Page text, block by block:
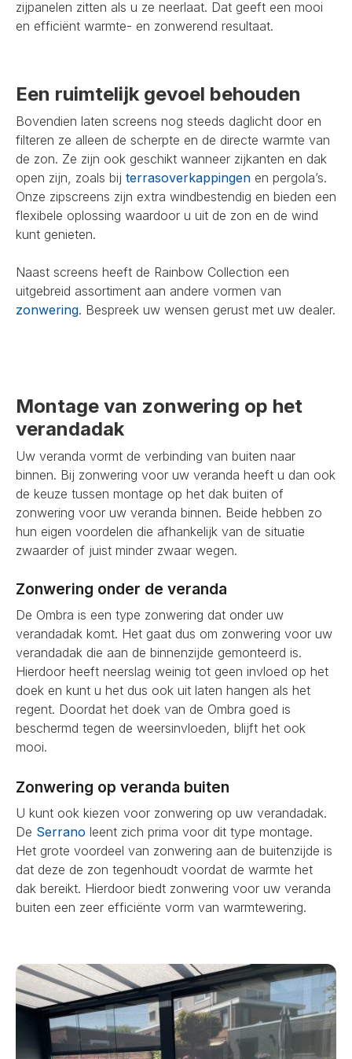
zijpanelen zitten als u ze neerlaat. Dat geeft een mooi
en efficiënt warmte- en zonwerend resultaat.
Een ruimtelijk gevoel behouden
Bovendien laten screens nog steeds daglicht door en
filteren ze alleen de scherpte en de directe warmte van
de zon. Ze zijn ook geschikt wanneer zijkanten en dak
open zijn, zoals bij terrasoverkappingen en pergola’s.
Onze zipscreens zijn extra windbestendig en bieden een
flexibele oplossing waardoor u uit de zon en de wind
kunt genieten.
Naast screens heeft de Rainbow Collection een
uitgebreid assortiment aan andere vormen van
zonwering. Bespreek uw wensen gerust met uw dealer.
Montage van zonwering op het
verandadak
Uw veranda vormt de verbinding van buiten naar
binnen. Bij zonwering voor uw veranda heeft u dan ook
de keuze tussen montage op het dak buiten of
zonwering voor uw veranda binnen. Beide hebben zo
hun eigen voordelen die afhankelijk van de situatie
zwaarder of juist minder zwaar wegen.
Zonwering onder de veranda
De Ombra is een type zonwering dat onder uw
verandadak komt. Het gaat dus om zonwering voor uw
verandadak die aan de binnenzijde gemonteerd is.
Hierdoor heeft neerslag weinig tot geen invloed op het
doek en kunt u het dus ook uit laten hangen als het
regent. Doordat het doek van de Ombra goed is
beschermd tegen de weersinvloeden, blijft het ook
mooi.
Zonwering op veranda buiten
U kunt ook kiezen voor zonwering op uw verandadak.
De Serrano leent zich prima voor dit type montage.
Het grote voordeel van zonwering aan de buitenzijde is
dat deze de zon tegenhoudt voordat de warmte het
dak bereikt. Hierdoor biedt zonwering voor uw veranda
buiten een zeer efficiënte vorm van warmtewering.